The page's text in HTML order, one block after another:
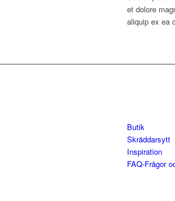
et dolore
aliquip ex ea
Butik
Skräddarsytt
Inspiration
FAQ-Frågor